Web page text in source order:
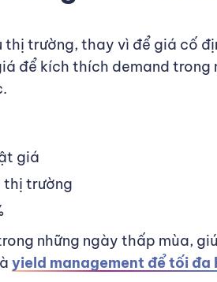
trường, thay vì để giá cố
để kích thích demand
giá
thị trường
những ngày thấp mùa,
yield management để tối đa